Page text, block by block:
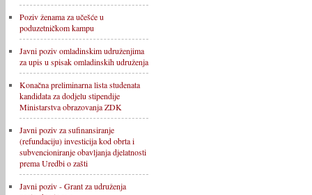
Poziv ženama za učešće u
poduzetničkom kampu
Javni poziv omladinskim udruženjima
za upis u spisak omladinskih udruženja
Konačna preliminarna lista studenata
kandidata za dodjelu stipendije
Ministarstva obrazovanja ZDK
Javni poziv za sufinansiranje
(refundaciju) investicija kod obrta i
subvencioniranje obavljanja djelatnosti
prema Uredbi o zašti
Javni poziv - Grant za udruženja